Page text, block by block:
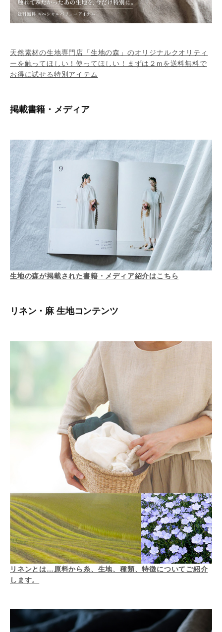
天然素材の生地専門店「生地の森」のオリジナルクオリティ
ーを触ってほしい！使ってほしい！まずは２mを送料無料で
お得に試せる特別アイテム
掲載書籍・メディア
生地の森が掲載された書籍・メディア紹介はこちら
リネン・麻 生地コンテンツ
リネンとは…原料から糸、生地、種類、特徴についてご紹介
します。